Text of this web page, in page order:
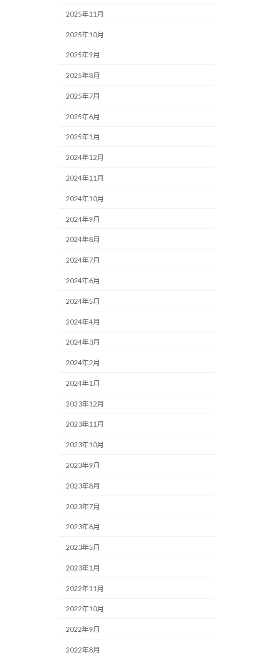
2025年11月
2025年10月
2025年9月
2025年8月
2025年7月
2025年6月
2025年1月
2024年12月
2024年11月
2024年10月
2024年9月
2024年8月
2024年7月
2024年6月
2024年5月
2024年4月
2024年3月
2024年2月
2024年1月
2023年12月
2023年11月
2023年10月
2023年9月
2023年8月
2023年7月
2023年6月
2023年5月
2023年1月
2022年11月
2022年10月
2022年9月
2022年8月